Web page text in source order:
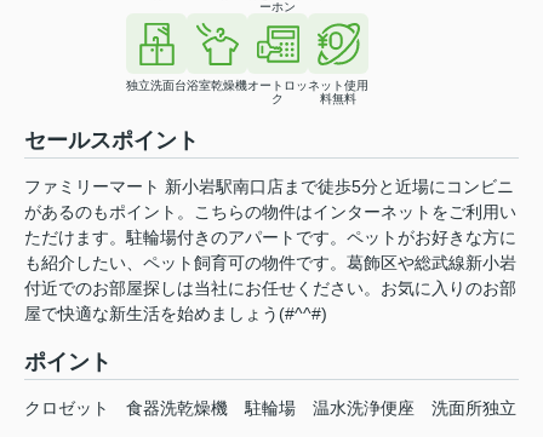
ーホン
独立洗面台浴室乾燥機オートロッ
ク
ネット使用
料無料
セールスポイント
ファミリーマート 新小岩駅南口店まで徒歩5分と近場にコンビニ
があるのもポイント。こちらの物件はインターネットをご利用い
ただけます。駐輪場付きのアパートです。ペットがお好きな方に
も紹介したい、ペット飼育可の物件です。葛飾区や総武線新小岩
付近でのお部屋探しは当社にお任せください。お気に入りのお部
屋で快適な新生活を始めましょう(#^^#)
ポイント
クロゼット 食器洗乾燥機 駐輪場 温水洗浄便座 洗面所独立